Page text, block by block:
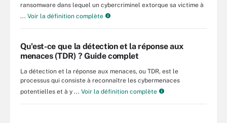
ransomware dans lequel un cybercriminel extorque sa victime à
... Voir la définition complète
Qu'est-ce que la détection et la réponse aux
menaces (TDR) ? Guide complet
La détection et la réponse aux menaces, ou TDR, est le
processus qui consiste à reconnaître les cybermenaces
potentielles et à y ... Voir la définition complète